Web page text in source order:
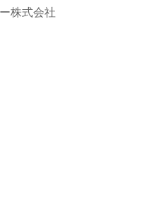
株式会社